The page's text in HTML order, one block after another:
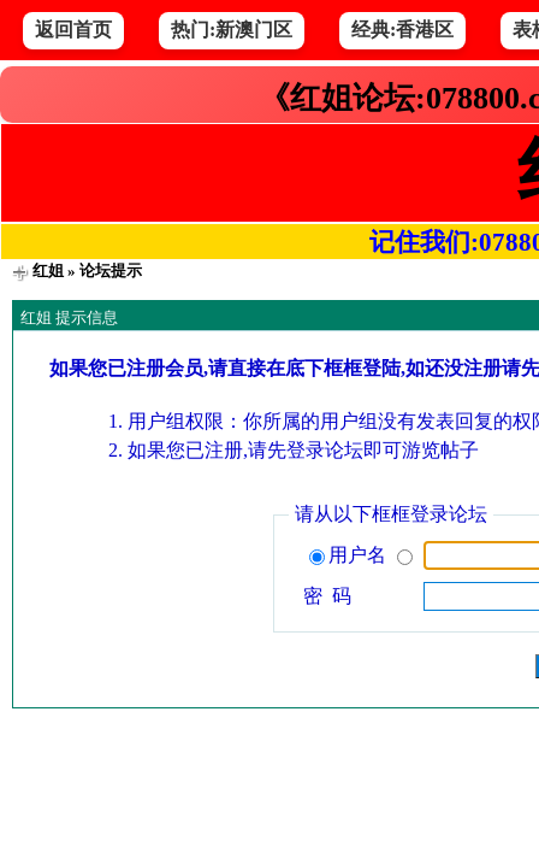
返回首页 热门:新澳门区 经典:香港区 表
《红姐论坛
记住我们
红姐» 论坛提示
红姐 提示信息
如果您已注册会员,请直接在底下框框登陆,如还没注册请
用户组权限：你所属的用户组没有发表回复的权
如果您已注册,请先登录论坛即可游览帖子
请从以下框框登录论坛
用户名
密 码